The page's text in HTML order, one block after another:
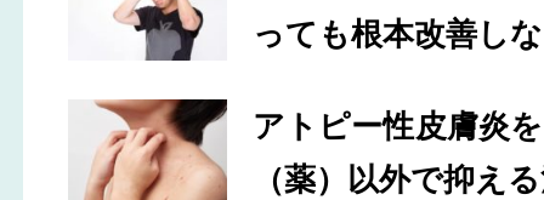
っても根本改善し
アトピー性皮膚炎
（薬）以外で抑え